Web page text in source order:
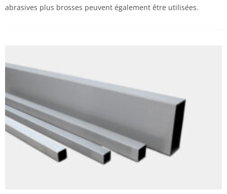
abrasives plus brosses peuvent également être utilisées.